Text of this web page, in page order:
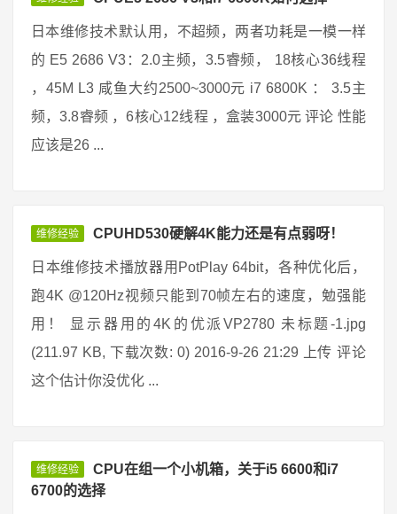
日本维修技术默认用，不超频，两者功耗是一模一样
的 E5 2686 V3：2.0主频，3.5睿频， 18核心36线程
，45M L3 咸鱼大约2500~3000元 i7 6800K ： 3.5主
频，3.8睿频 ，6核心12线程 ，盒装3000元 评论 性能
应该是26 ...
维修经验 CPUHD530硬解4K能力还是有点弱呀！
日本维修技术播放器用PotPlay 64bit，各种优化后，
跑4K @120Hz视频只能到70帧左右的速度，勉强能
用！ 显示器用的4K的优派VP2780 未标题-1.jpg
(211.97 KB, 下载次数: 0) 2016-9-26 21:29 上传 评论
这个估计你没优化 ...
维修经验
CPU在组一个小机箱，关于i5 6600和i7
6700的选择